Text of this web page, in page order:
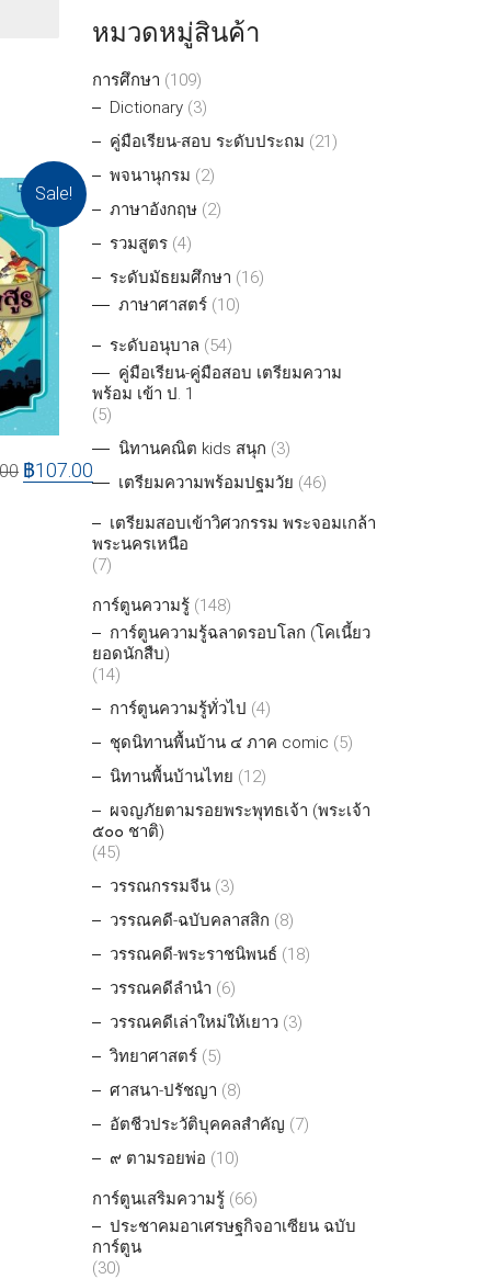
Sale!
฿107.00
หมวดหมู่สินค้า
การศึกษา (109)
Dictionary (3)
คู่มือเรียน-สอบ ระดับประถม (21)
พจนานุกรม (2)
ภาษาอังกฤษ (2)
รวมสูตร (4)
ระดับมัธยมศึกษา (16)
ภาษาศาสตร์ (10)
ระดับอนุบาล (54)
คู่มือเรียน-คู่มือสอบ เตรียมความ
พร้อม เข้า ป. 1
(5)
นิทานคณิต kids สนุก (3)
เตรียมความพร้อมปฐมวัย (46)
เตรียมสอบเข้าวิศวกรรม พระจอมเกล้า
พระนครเหนือ
(7)
การ์ตูนความรู้ (148)
การ์ตูนความรู้ฉลาดรอบโลก (โคเนี้ยว
ยอดนักสืบ)
(14)
การ์ตูนความรู้ทั่วไป (4)
ชุดนิทานพื้นบ้าน ๔ ภาค comic (5)
นิทานพื้นบ้านไทย (12)
ผจญภัยตามรอยพระพุทธเจ้า (พระเจ้า
๕๐๐ ชาติ)
(45)
วรรณกรรมจีน (3)
วรรณคดี-ฉบับคลาสสิก (8)
วรรณคดี-พระราชนิพนธ์ (18)
วรรณคดีลำนำ (6)
วรรณคดีเล่าใหม่ให้เยาว (3)
วิทยาศาสตร์ (5)
ศาสนา-ปรัชญา (8)
อัตชีวประวัติบุคคลสำคัญ (7)
๙ ตามรอยพ่อ (10)
การ์ตูนเสริมความรู้ (66)
ประชาคมอาเศรษฐกิจอาเซียน ฉบับ
การ์ตูน
(30)